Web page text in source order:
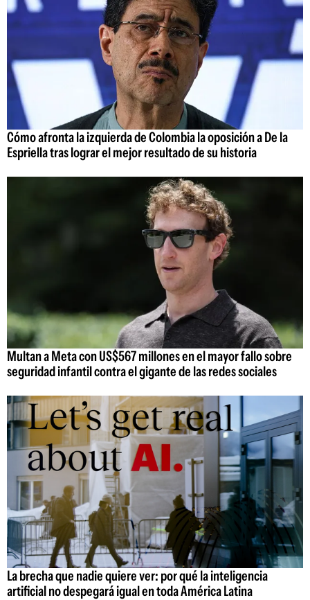
Cómo afronta la izquierda de Colombia la oposición a De la
Espriella tras lograr el mejor resultado de su historia
Multan a Meta con US$567 millones en el mayor fallo sobre
seguridad infantil contra el gigante de las redes sociales
La brecha que nadie quiere ver: por qué la inteligencia
artificial no despegará igual en toda América Latina